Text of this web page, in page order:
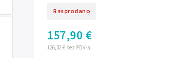
Rasprodano
126,32 € bez PDV-a
157,90 €